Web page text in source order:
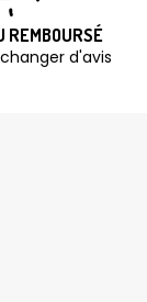
REMBOURSÉ
d'avis